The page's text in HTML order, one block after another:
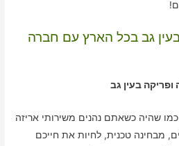
בעין גב בכל הארץ עם חברה
ופריקה בעין גב
שהיה כשאתם נהנים משירותי אריזה
מבחינה טכנית, לחיות את חייכם